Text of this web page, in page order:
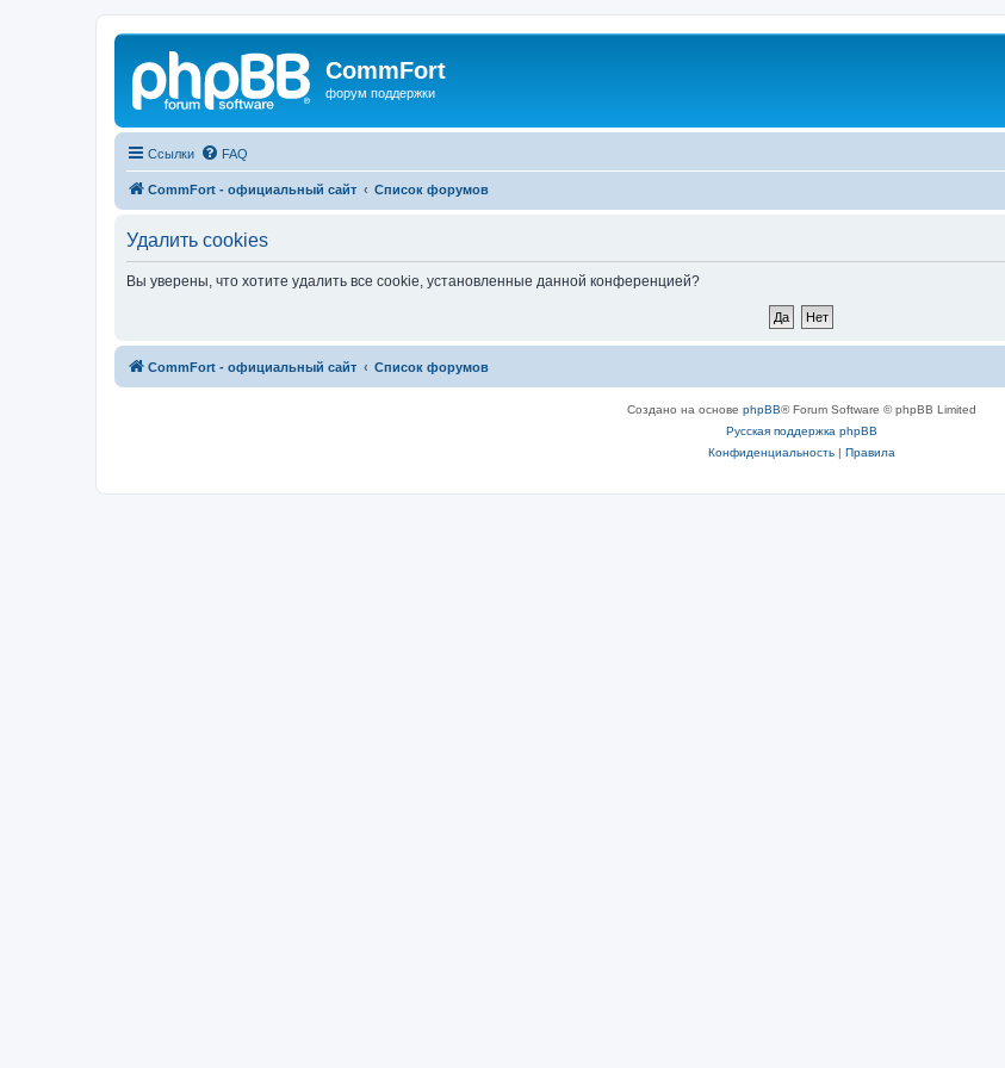
CommFort
форум поддержки
Ссылки FAQ
CommFort - официальный сайт Список форумов
Удалить cookies
Вы уверены, что хотите удалить все cookie, установленные данной конференцией?
CommFort - официальный сайт Список форумов
Создано на основе phpBB® Forum Software © phpBB Limited
Русская поддержка phpBB
Конфиденциальность| Правила